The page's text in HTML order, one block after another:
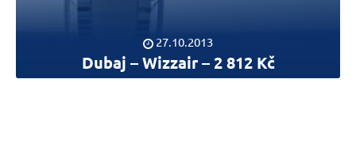
27.10.2013
Dubaj – Wizzair – 2 812 Kč